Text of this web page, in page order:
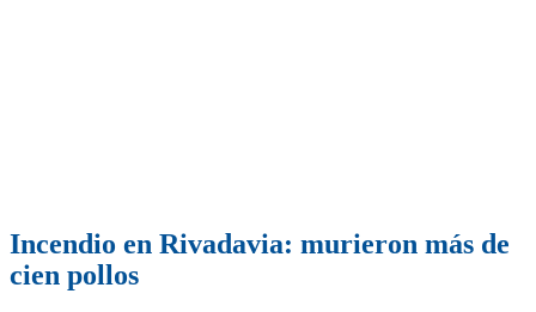
Incendio en Rivadavia: murieron más de
cien pollos